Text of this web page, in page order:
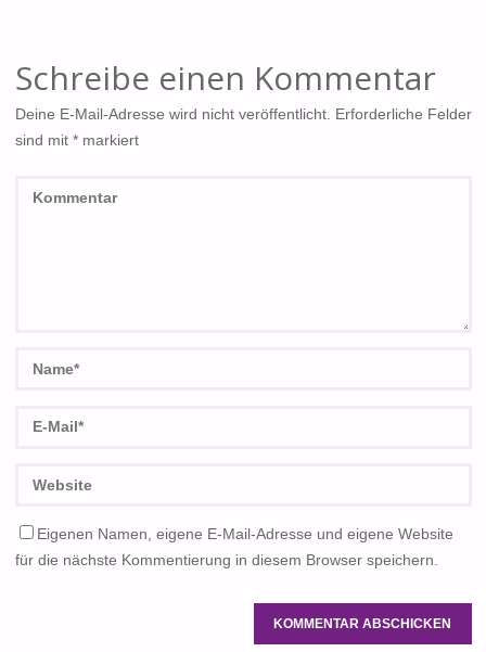
Schreibe einen Kommentar
Deine E-Mail-Adresse wird nicht veröffentlicht.
Erforderliche Felder
sind mit *markiert
Eigenen Namen, eigene E-Mail-Adresse und eigene Website
für die nächste Kommentierung in diesem Browser speichern.